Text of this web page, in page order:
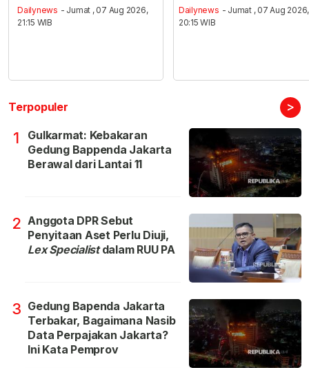
Dailynews - Jumat , 07 Aug 2026,
21:15 WIB
Dailynews - Jumat , 07 Aug 2026,
20:15 WIB
Terpopuler >
1
Gulkarmat: Kebakaran
Gedung Bappenda Jakarta
Berawal dari Lantai 11
2 Anggota DPR Sebut
Penyitaan Aset Perlu Diuji,
Lex Specialistdalam RUU PA
3 Gedung Bapenda Jakarta
Terbakar, Bagaimana Nasib
Data Perpajakan Jakarta?
Ini Kata Pemprov